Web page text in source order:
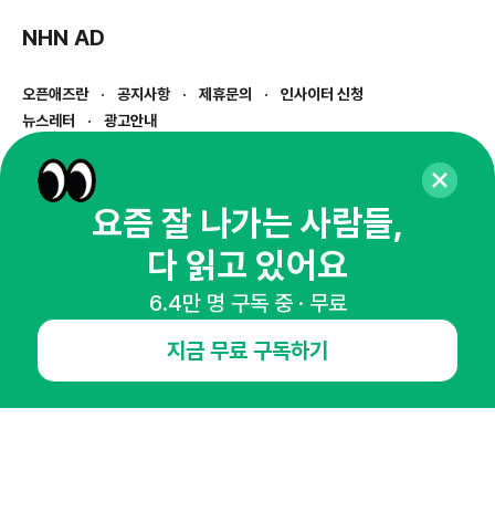
NHN AD
오픈애즈란 공지사항 제휴문의
인사이터 신청
뉴스레터
광고안내
경기도 성남시 분당구 대왕판교로645번길 16
사업자등록번호 : 144-81-27690(
통신판매업신고번호 : 2014-경기성남-1023
호스팅서비스사업자 : 오픈애즈
1800-2198
openads@openads.co.kr
이용약관
instagramthreadkakaotalk
요즘 잘 나가는 사람들,
다 읽고 있어요
6.4만 명 구독 중 · 무료
지금 무료 구독하기